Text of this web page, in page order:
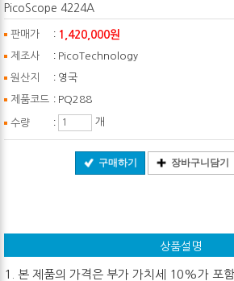
PicoScope 4224A
판매가 : 1,420,000원
제조사 : PicoTechnology
원산지 : 영국
제품코드 : PQ288
수량 : 개
구매하기 장바구니담기
상품설명
1. 본 제품의 가격은 부가 가치세 10%가 포함